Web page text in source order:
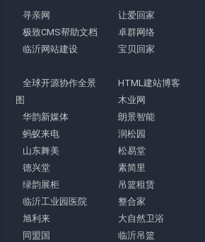
寻亲网 让爱回家
极致CMS帮助文档
卓群网络
临沂网站建设
宝贝回家
全球开源协作全景
图
HTML建站博客
木业网
华韵新媒体
朗景智能
蚂蚁来电
润松园
山东舞美
松易堂
德兴堂
素简里
绿韵展柜
吊篮租赁
临沂工业园医院
整合家
旭利来
大自然卫浴
同盟国
临沂吊篮